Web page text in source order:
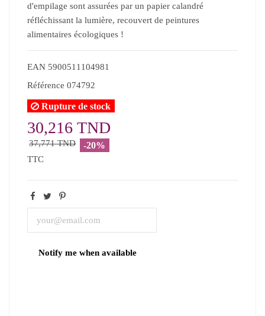
d'empilage sont assurées par un papier calandré
réfléchissant la lumière, recouvert de peintures
alimentaires écologiques !
EAN 5900511104981
Référence 074792
Rupture de stock
30,216 TND
37,771 TND -20%
TTC